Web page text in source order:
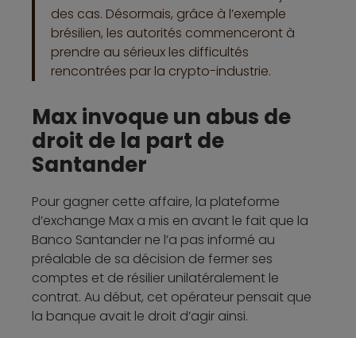
des cas. Désormais, grâce à l’exemple
brésilien, les autorités commenceront à
prendre au sérieux les difficultés
rencontrées par la crypto-industrie.
Max invoque un abus de
droit de la part de
Santander
Pour gagner cette affaire, la plateforme
d’exchange Max a mis en avant le fait que la
Banco Santander ne l’a pas informé au
préalable de sa décision de fermer ses
comptes et de résilier unilatéralement le
contrat. Au début, cet opérateur pensait que
la banque avait le droit d’agir ainsi.